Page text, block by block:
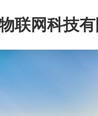
联网科技